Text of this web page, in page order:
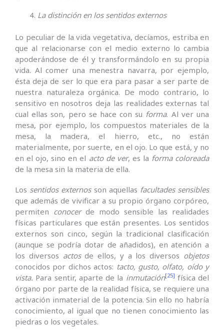
La distinción en los sentidos externos
Lo peculiar de la vida vegetativa, decíamos, estriba en
que al relacionarse con el medio externo lo cambia
apoderándose de él y transformándolo en su propia
vida. Al comer una menestra navarra, por ejemplo,
ésta deja de ser lo que era para pasar a ser parte de
nuestra naturaleza orgánica. De modo contrario, lo
sensitivo en nosotros deja las realidades externas tal
cual ellas son, pero se hace con su forma. Al ver una
mesa, por ejemplo, los compuestos materiales de la
mesa, la madera, el hierro, etc., no están
materialmente, por suerte, en el ojo. Lo que está, y no
en el ojo, sino en el acto de ver, es la forma coloreada
de la mesa sin la materia de ella.
Los sentidos externosson aquellas facultades sensibles
que además de vivificar a su propio órgano corpóreo,
permiten conocerde modo sensible las realidades
físicas particulares que están presentes. Los sentidos
externos son cinco, según la tradicional clasificación
(aunque se podría dotar de añadidos), en atención a
los diversos actosde ellos, y a los diversos objetos
conocidos por dichos actos: tacto, gusto, olfato, oído y
vista. Para sentir, aparte de la inmutación[25] física del
órgano por parte de la realidad física, se requiere una
activación inmaterial de la potencia. Sin ello no habría
conocimiento, al igual que no tienen conocimiento las
piedras o los vegetales.